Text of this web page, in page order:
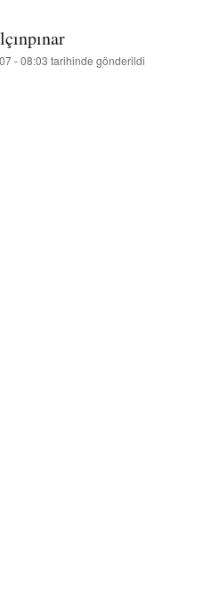
- 08:03 tarihinde gönderildi